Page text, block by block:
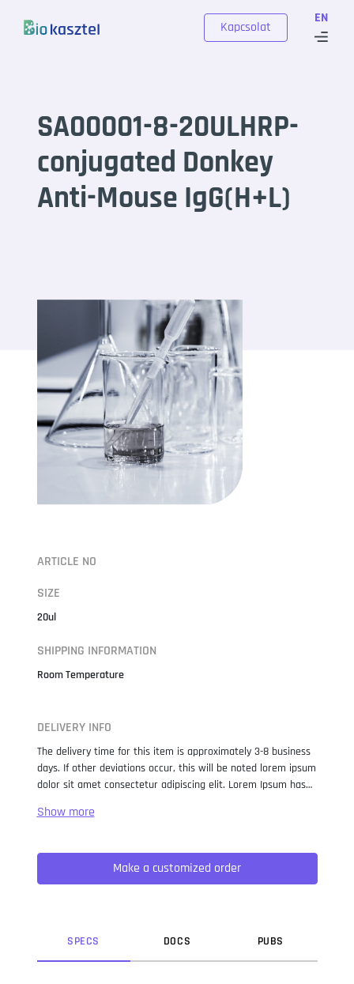
EN
Kapcsolat
SA00001-8-20ULHRP-
conjugated Donkey
Anti-Mouse IgG(H+L)
ARTICLE NO
SIZE
20ul
SHIPPING INFORMATION
Room Temperature
DELIVERY INFO
The delivery time for this item is approximately 3-8 business
days. If other deviations occur, this will be noted lorem ipsum
dolor sit amet consectetur adipiscing elit. Lorem Ipsum has
when an unknown printer took a galley of type and
not only five centuries, but also the leap into electronic
typesetting, remaining essentially unchanged. It was
popularised in the 1960s with the release of Letraset sheets
Make a customized order
SPECS DOCS PUBS